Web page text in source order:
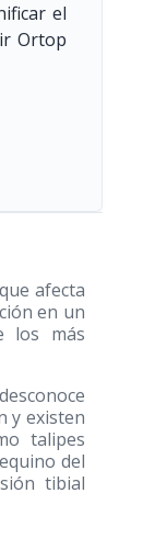
el
Ortop
afecta
en un
los más
y existen
talipes
del
tibial